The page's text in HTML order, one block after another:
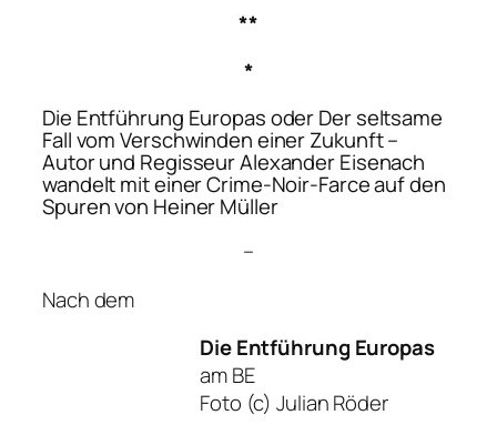
**
*
Die Entführung Europas oder Der seltsame
Fall vom Verschwinden einer Zukunft–
Autor und Regisseur Alexander Eisenach
wandelt mit einer Crime-Noir-Farce auf den
Spuren von Heiner Müller
–
Die Entführung Europas
am BE
Foto (c) Julian Röder
Nach dem